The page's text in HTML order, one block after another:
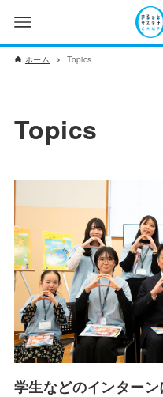
ホーム Topics
Topics
学生などのインター